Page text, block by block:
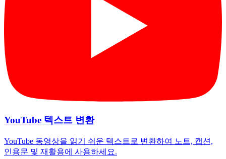
YouTube 텍스트 변환
YouTube 동영상을 읽기 쉬운 텍스트로 변환하여 노트, 캡션,
인용문 및 재활용에 사용하세요.